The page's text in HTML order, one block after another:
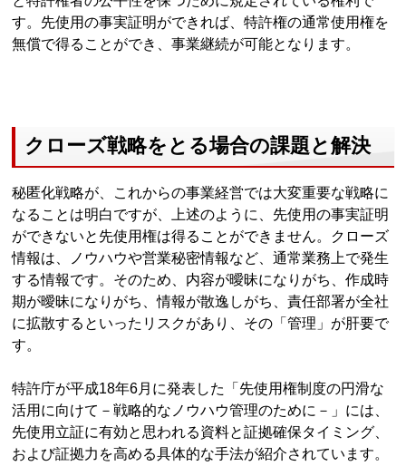
す。先使用の事実証明ができれば、特許権の通常使用権を
無償で得ることができ、事業継続が可能となります。
クローズ戦略をとる場合の課題と解決
秘匿化戦略が、これからの事業経営では大変重要な戦略に
なることは明白ですが、上述のように、先使用の事実証明
ができないと先使用権は得ることができません。クローズ
情報は、ノウハウや営業秘密情報など、通常業務上で発生
する情報です。そのため、内容が曖昧になりがち、作成時
期が曖昧になりがち、情報が散逸しがち、責任部署が全社
に拡散するといったリスクがあり、その「管理」が肝要で
す。
特許庁が平成18年6月に発表した「先使用権制度の円滑な
活用に向けて－戦略的なノウハウ管理のために－」には、
先使用立証に有効と思われる資料と証拠確保タイミング、
および証拠力を高める具体的な手法が紹介されています。